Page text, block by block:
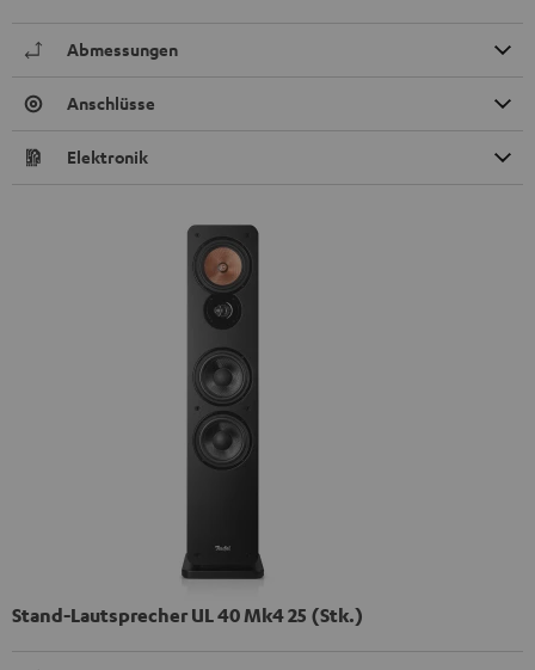
Abmessungen
Anschlüsse
Elektronik
Stand-Lautsprecher UL 40 Mk4 25 (Stk.)